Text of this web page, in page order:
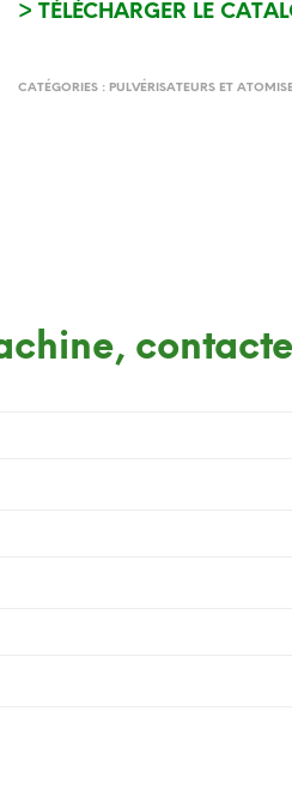
> TÉLÉCHARGER LE
CATÉGORIES : PULVÉRISATEURS ET